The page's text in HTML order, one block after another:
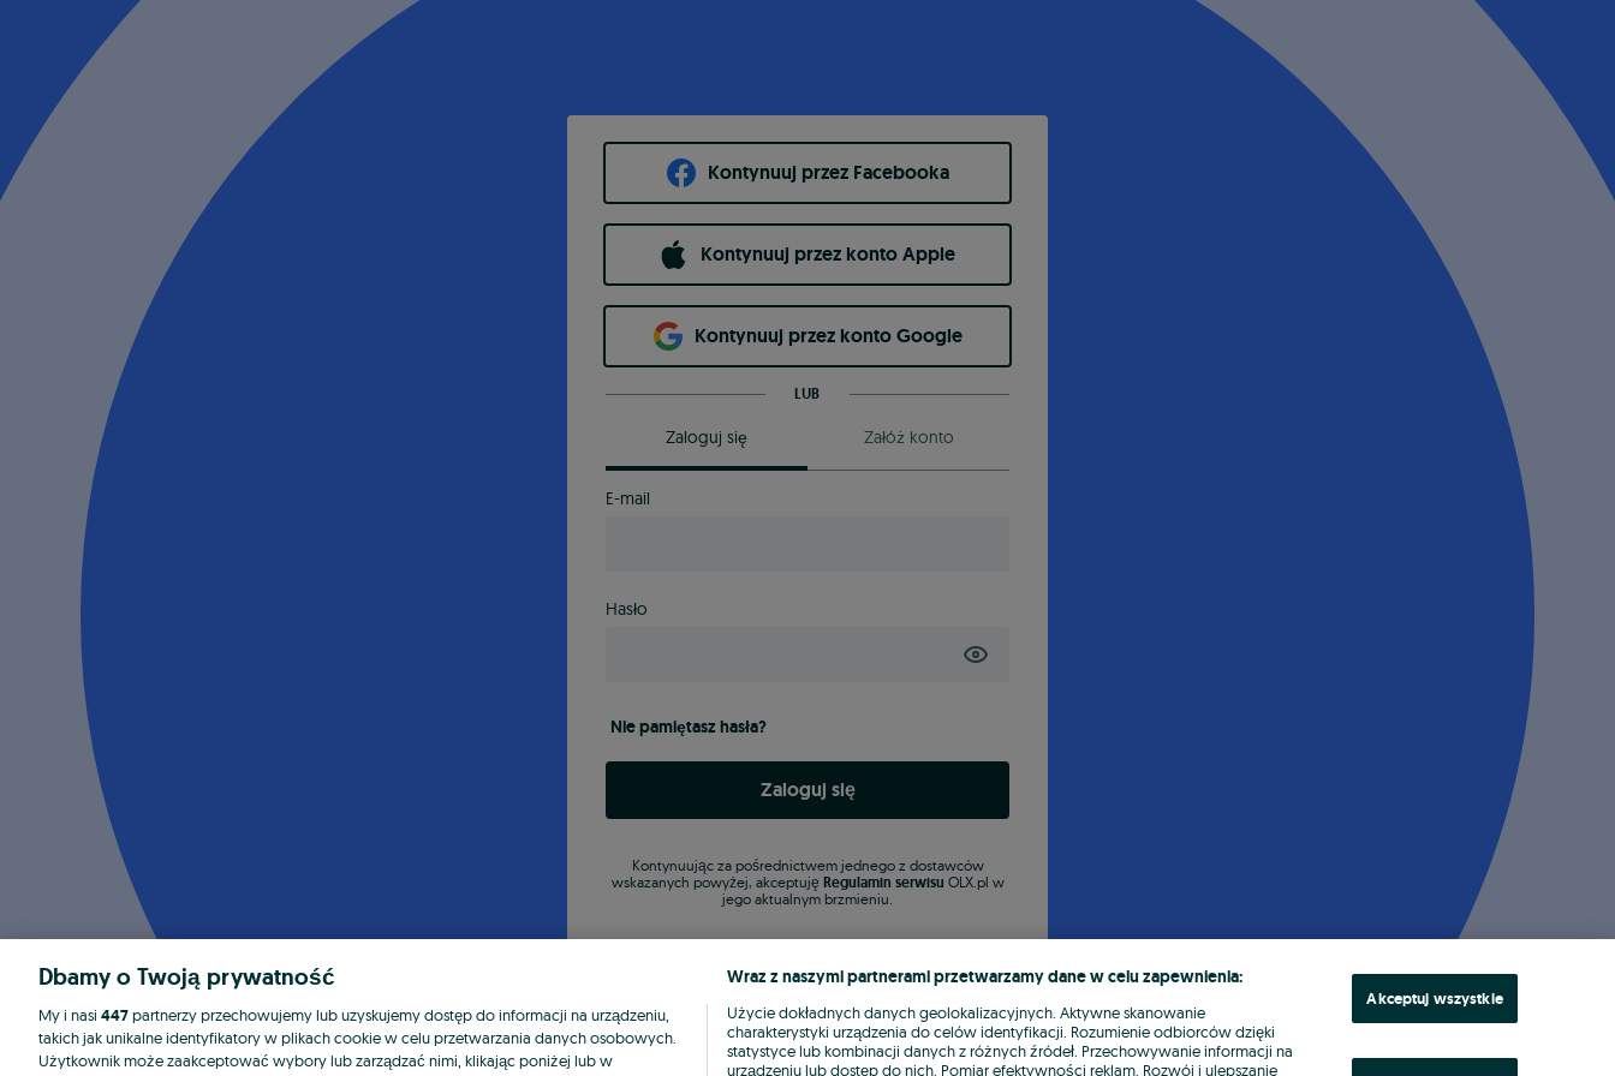
Kontynuuj przez Facebooka
Kontynuuj przez konto Apple
Kontynuuj przez konto Google
LUB
Zaloguj się Załóż konto
E-mail
Hasło
Nie pamiętasz hasła?
Zaloguj się
Kontynuując za pośrednictwem jednego z dostawców
wskazanych powyżej, akceptuję Regulamin serwisu OLX.pl w
jego aktualnym brzmieniu.
Dbamy o Twoją prywatność
My i nasi 447partnerzy przechowujemy lub uzyskujemy dostęp do informacji na urządzeniu,
takich jak unikalne identyfikatory w plikach cookie w celu przetwarzania danych osobowych.
Użytkownik może zaakceptować wybory lub zarządzać nimi, klikając poniżej lub w
Wraz z naszymi partnerami przetwarzamy dane w celu zapewnienia:
Użycie dokładnych danych geolokalizacyjnych. Aktywne skanowanie
charakterystyki urządzenia do celów identyfikacji. Rozumienie odbiorców dzięki
statystyce lub kombinacji danych z różnych źródeł. Przechowywanie informacji na
urządzeniu lub dostęp do nich. Pomiar efektywności reklam. Rozwój i ulepszanie
Akceptuj wszystkie